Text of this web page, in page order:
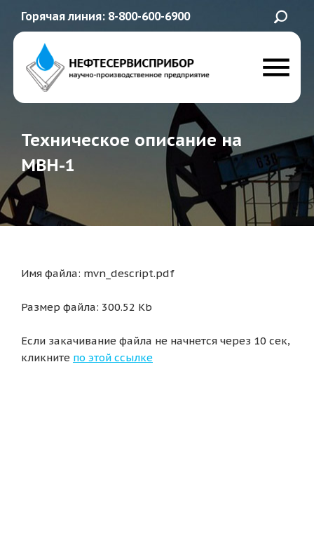
Горячая линия: 8-800-600-6900
Техническое описание на
МВН-1
Имя файла: mvn_descript.pdf
Размер файла: 300.52 Kb
Если закачивание файла не начнется через 10 сек,
кликните по этой ссылке